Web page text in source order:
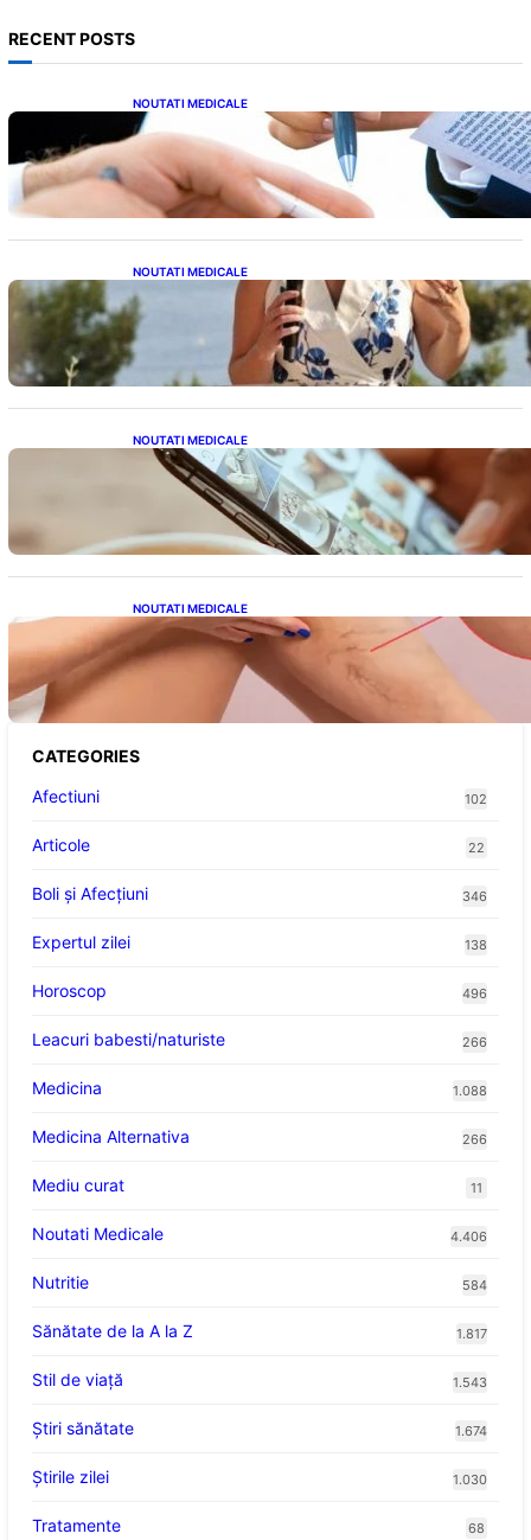
RECENT POSTS
NOUTATI MEDICALE
Acordul României cu Banca Mondială: O
Analiză Detaliată a Împrumutului și
Condițiilor Impuse
NOUTATI MEDICALE
Nașterea prințesei Eugenie la Lisabona: O
alegere plină de semnificație pentru familia
regală britanică
NOUTATI MEDICALE
Revoluția Bateriilor pentru Telefoane:
Avantaje, Provocări și Viitorul Tehnologiei
Energetice
NOUTATI MEDICALE
Varicele și Umflarea Picioarelor pe Caniculă:
Înțelegerea Simptomelor și Măsurilor de
Prevenție
CATEGORIES
Afectiuni
102
Articole 22
Boli și Afecțiuni 346
Expertul zilei 138
Horoscop 496
Leacuri babesti/naturiste 266
Medicina 1.088
Medicina Alternativa 266
Mediu curat 11
Noutati Medicale 4.406
Nutritie 584
Sănătate de la A la Z 1.817
Stil de viaţă 1.543
Ştiri sănătate 1.674
Știrile zilei 1.030
Tratamente 68